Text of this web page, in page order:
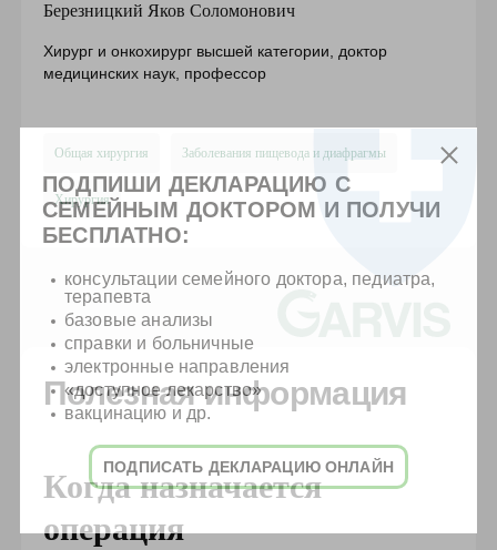
Березницкий Яков Соломонович
Хирург и онкохирург высшей категории, доктор
медицинских наук, профессор
Общая хирургия Заболевания пищевода и диафрагмы
Хирургия
Полезная информация
Когда назначается
операция
ПОДПИШИ ДЕКЛАРАЦИЮ С
СЕМЕЙНЫМ ДОКТОРОМ И ПОЛУЧИ
БЕСПЛАТНО:
консультации семейного доктора, педиатра,
терапевта
базовые анализы
справки и больничные
электронные направления
«доступное лекарство»
вакцинацию и др.
ПОДПИСАТЬ ДЕКЛАРАЦИЮ ОНЛАЙН